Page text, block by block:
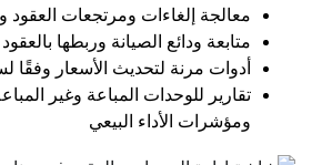
معالجة إلغاءات ومرتجعات العقود
متابعة ودائع الصيانة وربطها بالعقود
أدوات مرنة لتحديث الأسعار وفقًا
تقارير للوحدات المباعة وغير
ومؤشرات الأداء البيعي